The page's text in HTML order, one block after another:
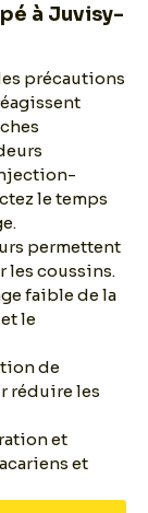
à Juvisy-
précautions
le temps
permettent
les coussins.
faible de la
le
de
réduire les
et
et